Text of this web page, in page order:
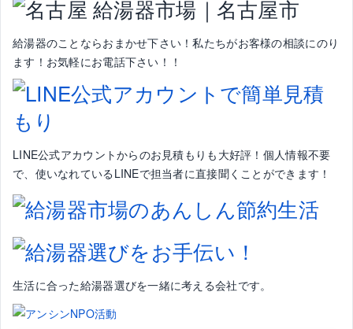
給湯器のことならおまかせ下さい！私たちがお客様の相談にのり
ます！お気軽にお電話下さい！！
LINE公式アカウントからのお見積もりも大好評！個人情報不要
で、使いなれているLINEで担当者に直接聞くことができます！
生活に合った給湯器選びを一緒に考える会社です。